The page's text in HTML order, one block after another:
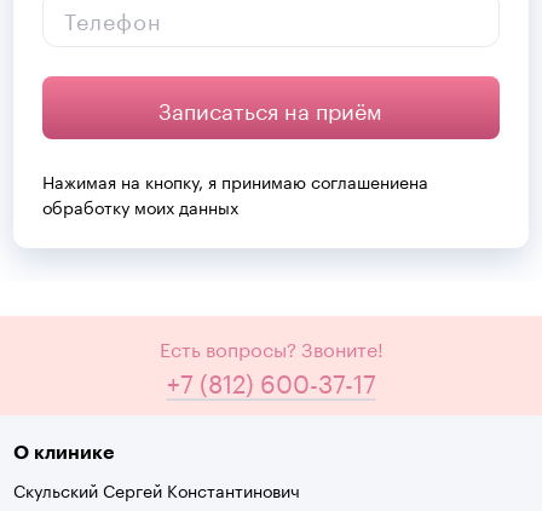
Телефон
Записаться на приём
Нажимая на кнопку, я принимаюсоглашениена
обработку моих данных
Есть вопросы? Звоните!
+7 (812) 600-37-17
О клинике
Скульский Сергей Константинович